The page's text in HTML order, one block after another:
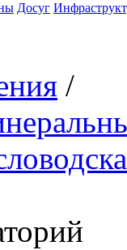
Досуг
/